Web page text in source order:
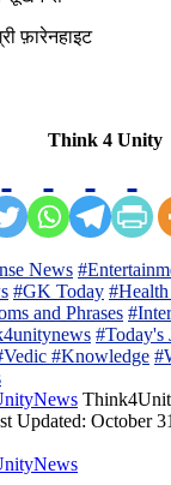
फ़ारेनहाइट
Think 4 Unity
News
#GK Today
and Phrases
#Today's
#Knowledge
Updated: October